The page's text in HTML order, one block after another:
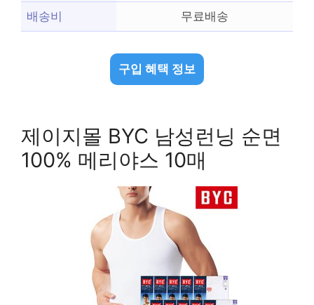
배송비 무료배송
구입 혜택 정보
제이지몰 BYC 남성런닝 순면
100% 메리야스 10매